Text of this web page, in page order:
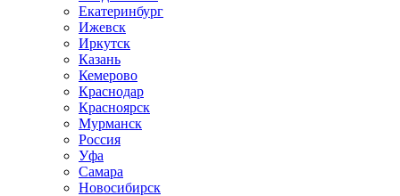
Екатеринбург
Ижевск
Иркутск
Казань
Кемерово
Краснодар
Красноярск
Мурманск
Россия
Уфа
Самара
Новосибирск